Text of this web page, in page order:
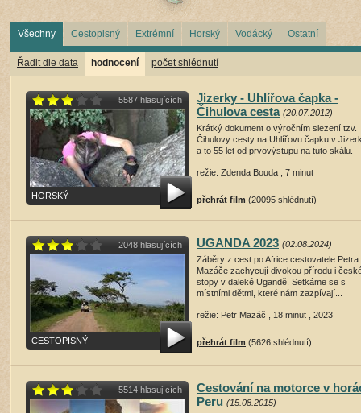
Všechny Cestopisný Extrémní Horský Vodácký Ostatní
Řadit dle data hodnocení počet shlédnutí
5587 hlasujících
HORSKÝ
Jizerky - Uhlířova čapka -
Čihulova cesta (20.07.2012)
Krátký dokument o výročním slezení tzv.
Čihulovy cesty na Uhlířovu čapku v
a to 55 let od prvovýstupu na tuto skálu.
režie: Zdenda Bouda , 7 minut
přehrát film (20095 shlédnutí)
2048 hlasujících
CESTOPISNÝ
UGANDA 2023 (02.08.2024)
Záběry z cest po Africe cestovatele Petra
Mazáče zachycují divokou přírodu i
stopy v daleké Ugandě. Setkáme se s
místními dětmi, které nám zazpívají...
režie: Petr Mazáč , 18 minut , 2023
přehrát film (5626 shlédnutí)
5514 hlasujících
Cestování na motorce v
Peru (15.08.2015)